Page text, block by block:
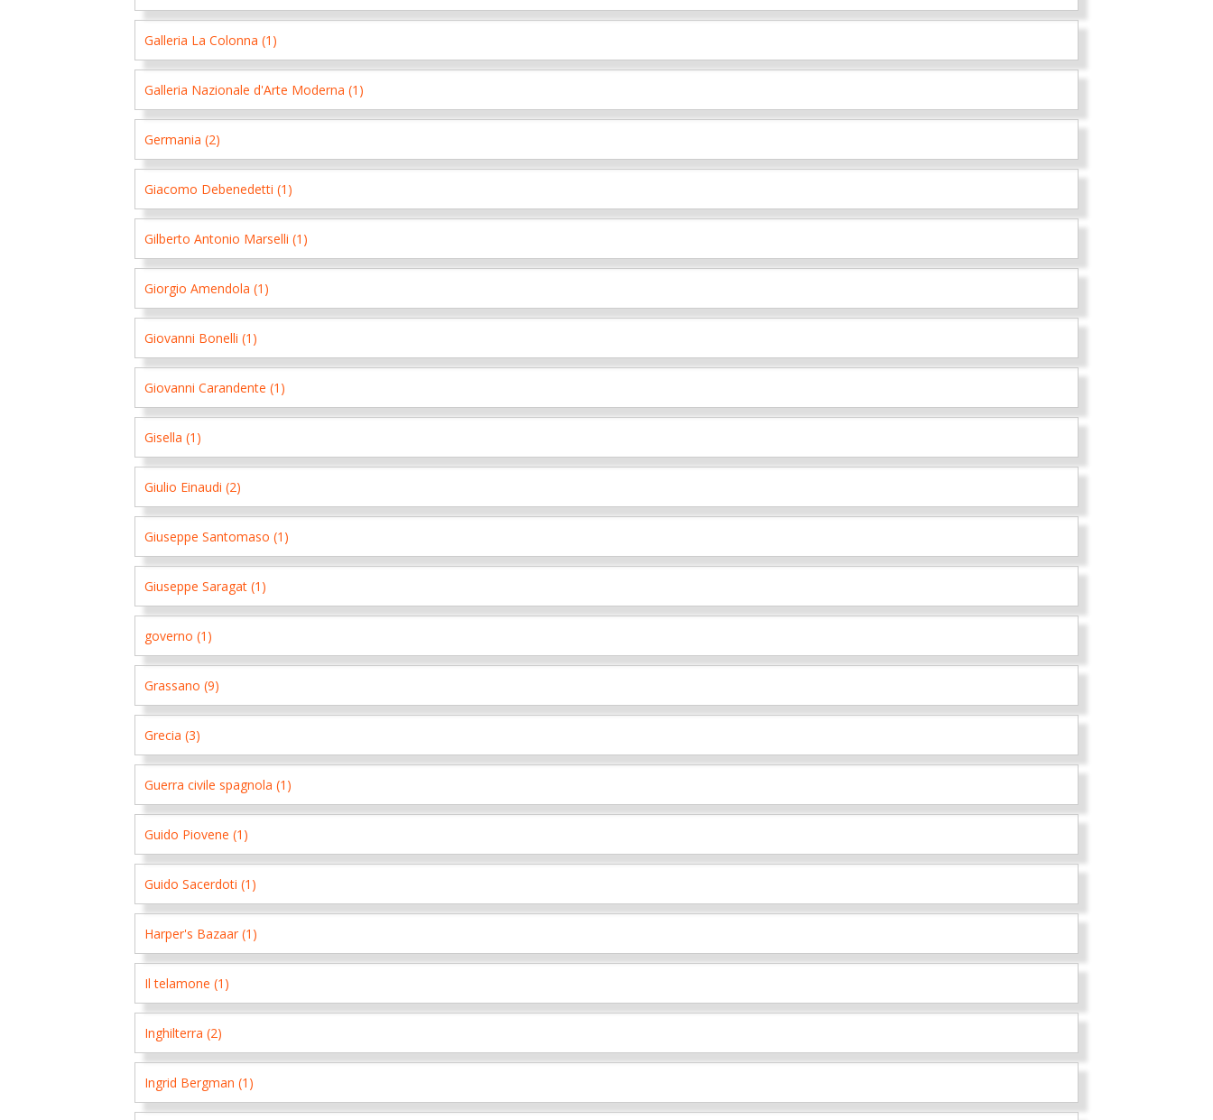
Galleria La Colonna (1)
Galleria Nazionale d'Arte Moderna (1)
Germania (2)
Giacomo Debenedetti (1)
Gilberto Antonio Marselli (1)
Giorgio Amendola (1)
Giovanni Bonelli (1)
Giovanni Carandente (1)
Gisella (1)
Giulio Einaudi (2)
Giuseppe Santomaso (1)
Giuseppe Saragat (1)
governo (1)
Grassano (9)
Grecia (3)
Guerra civile spagnola (1)
Guido Piovene (1)
Guido Sacerdoti (1)
Harper's Bazaar (1)
Il telamone (1)
Inghilterra (2)
Ingrid Bergman (1)